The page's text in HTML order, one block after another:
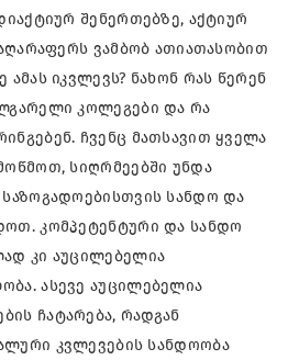
შენერთებზე, აქტიურ
ვამბობ ათიათასობით
იკვლევს? ნახონ რას წერენ
კოლეგები და რა
ჩვენც მათსავით ყველა
სიღრმეებში უნდა
სანდო და
კომპეტენტური და სანდო
კი აუცილებელია
ასევე აუცილებელია
ჩატარება, რადგან
კვლევების სანდოობა